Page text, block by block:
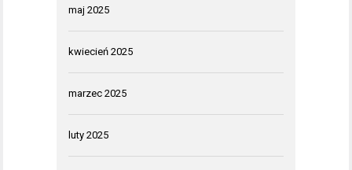
maj 2025
kwiecień 2025
marzec 2025
luty 2025